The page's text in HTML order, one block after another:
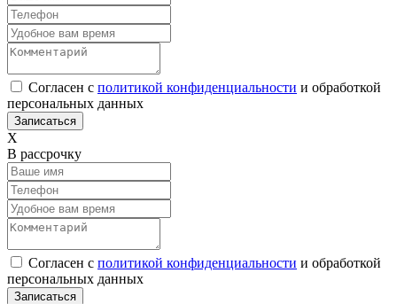
Согласен с политикой конфиденциальности и обработкой
персональных данных
Х
В рассрочку
Согласен с политикой конфиденциальности и обработкой
персональных данных